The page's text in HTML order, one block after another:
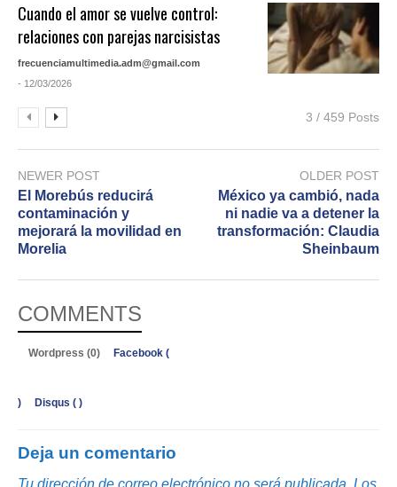
Cuando el amor se vuelve control:
relaciones con parejas narcisistas
frecuenciamultimedia.adm@gmail.com
- 12/03/2026
3 / 459 Posts
NEWER POST
El Morebús reducirá
contaminación y
mejorará la movilidad en
Morelia
OLDER POST
México ya cambió, nada
ni nadie va a detener la
transformación: Claudia
Sheinbaum
COMMENTS
Wordpress (0) Facebook (
) Disqus ( )
Deja un comentario
Tu dirección de correo electrónico no será publicada. Los